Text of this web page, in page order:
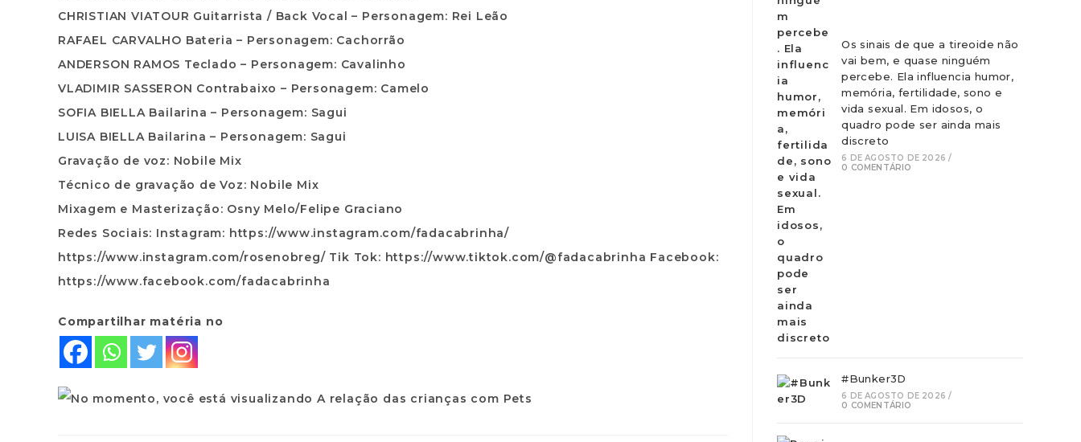
CHRISTIAN VIATOUR Guitarrista / Back Vocal – Personagem: Rei Leão
RAFAEL CARVALHO Bateria – Personagem: Cachorrão
ANDERSON RAMOS Teclado – Personagem: Cavalinho
VLADIMIR SASSERON Contrabaixo – Personagem: Camelo
SOFIA BIELLA Bailarina – Personagem: Sagui
LUISA BIELLA Bailarina – Personagem: Sagui
Gravação de voz: Nobile Mix
Técnico de gravação de Voz: Nobile Mix
Mixagem e Masterização: Osny Melo/Felipe Graciano
Redes Sociais: Instagram: https://www.instagram.com/fadacabrinha/
https://www.instagram.com/rosenobreg/ Tik Tok: https://www.tiktok.com/@fadacabrinha Facebook:
https://www.facebook.com/fadacabrinha
Compartilhar matéria no
Os sinais de que a tireoide não
vai bem, e quase ninguém
percebe. Ela influencia humor,
memória, fertilidade, sono e
vida sexual. Em idosos, o
quadro pode ser ainda mais
discreto
6 DE AGOSTO DE 2026 /
0 COMENTÁRIO
#Bunker3D
6 DE AGOSTO DE 2026 /
0 COMENTÁRIO